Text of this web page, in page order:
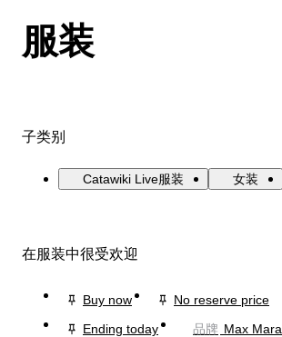
服装
子类别
Catawiki Live服装 女装
在服装中很受欢迎
Buy now
No reserve price
Ending today
品牌 Max Mara